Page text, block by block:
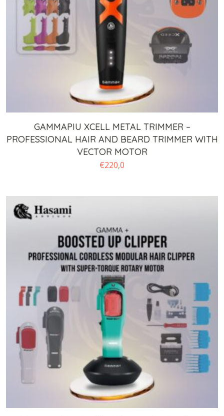
GAMMAPIU XCELL METAL TRIMMER –
PROFESSIONAL HAIR AND BEARD TRIMMER WITH
VECTOR MOTOR
€220,0